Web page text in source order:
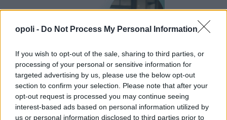
opoli - Do Not Process My Personal Information
If you wish to opt-out of the sale, sharing to third parties, or
processing of your personal or sensitive information for
targeted advertising by us, please use the below opt-out
section to confirm your selection. Please note that after your
opt-out request is processed you may continue seeing
interest-based ads based on personal information utilized by
us or personal information disclosed to third parties prior to